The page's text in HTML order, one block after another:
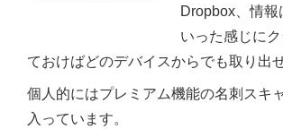
Dropbox、情報
いった感じに
ておけばどのデバイスからでも取り出
個人的にはプレミアム機能の名刺スキ
入っています。